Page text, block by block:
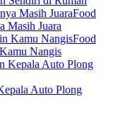
Food
Masih Juara
Food
Nangis
Auto Plong